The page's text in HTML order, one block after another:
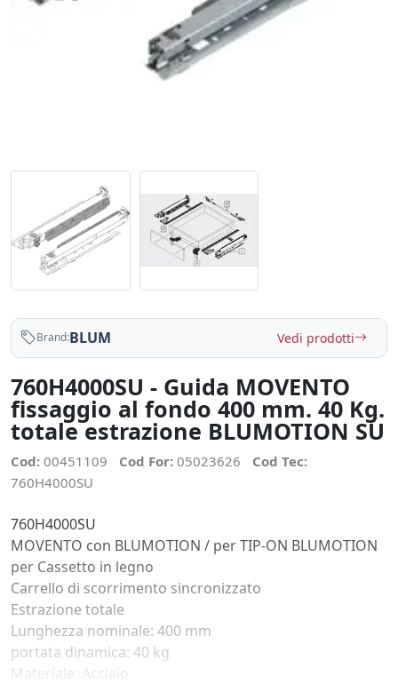
Brand:BLUM Vedi prodotti
760H4000SU - Guida MOVENTO
fissaggio al fondo 400 mm. 40 Kg.
totale estrazione BLUMOTION SU
Cod: 00451109 Cod For: 05023626
Cod Tec:
760H4000SU
760H4000SU
MOVENTO con BLUMOTION / per TIP-ON BLUMOTION
per Cassetto in legno
Carrello di scorrimento sincronizzato
Estrazione totale
Lunghezza nominale: 400 mm
portata dinamica: 40 kg
Materiale: Acciaio